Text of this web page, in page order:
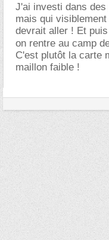
J'ai investi dans
mais qui
devrait aller ! Et
on rentre au camp
C'est plutôt la carte
maillon faible !